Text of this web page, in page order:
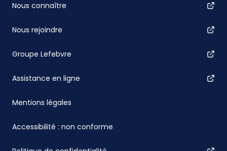
Nous connaître
Nous rejoindre
Groupe Lefebvre
Assistance en ligne
Mentions légales
Accessibilité : non conforme